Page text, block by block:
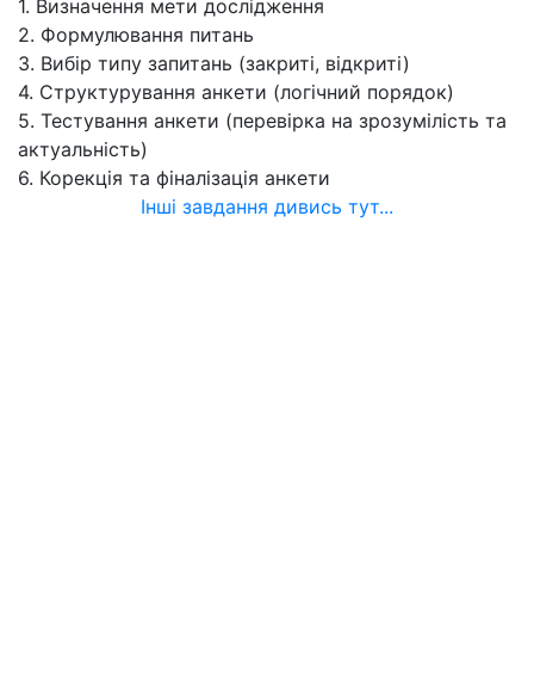
1. Визначення мети дослідження
2. Формулювання питань
3. Вибір типу запитань (закриті, відкриті)
4. Структурування анкети (логічний порядок)
5. Тестування анкети (перевірка на зрозумілість та
актуальність)
6. Корекція та фіналізація анкети
Інші завдання дивись тут...